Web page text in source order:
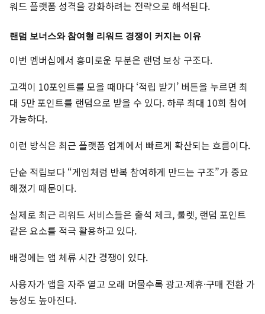
워드 플랫폼 성격을 강화하려는 전략으로 해석된다.
랜덤 보너스와 참여형 리워드 경쟁이 커지는 이유
이번 멤버십에서 흥미로운 부분은 랜덤 보상 구조다.
고객이 10포인트를 모을 때마다 ‘적립 받기’ 버튼을 누르면 최
대 5만 포인트를 랜덤으로 받을 수 있다. 하루 최대 10회 참여
가능하다.
이런 방식은 최근 플랫폼 업계에서 빠르게 확산되는 흐름이다.
단순 적립보다 “게임처럼 반복 참여하게 만드는 구조”가 중요
해졌기 때문이다.
실제로 최근 리워드 서비스들은 출석 체크, 룰렛, 랜덤 포인트
같은 요소를 적극 활용하고 있다.
배경에는 앱 체류 시간 경쟁이 있다.
사용자가 앱을 자주 열고 오래 머물수록 광고·제휴·구매 전환 가
능성도 높아진다.